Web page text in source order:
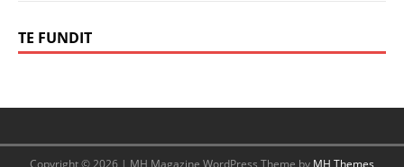
TE FUNDIT
Copyright © 2026 | MH Magazine WordPress Theme by MH Themes